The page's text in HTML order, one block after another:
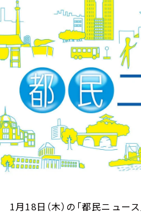
イベント・グッズ
YouTube
会社情報
1月18日（木）の「都民ニュー